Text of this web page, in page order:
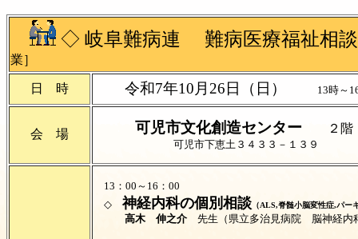
◇ 岐阜難病連 難病医療福祉相
業］
日 時 令和7年10月26日（日） 13時
会 場 可児市文化創造センター ２階
可児市下恵土３４３３－１３９
13：00～16：00
◇神経内科の個別相談 （ALS,脊髄小脳変性症,パー
高木 伸之介 先生（県立多治見病院 脳神経内